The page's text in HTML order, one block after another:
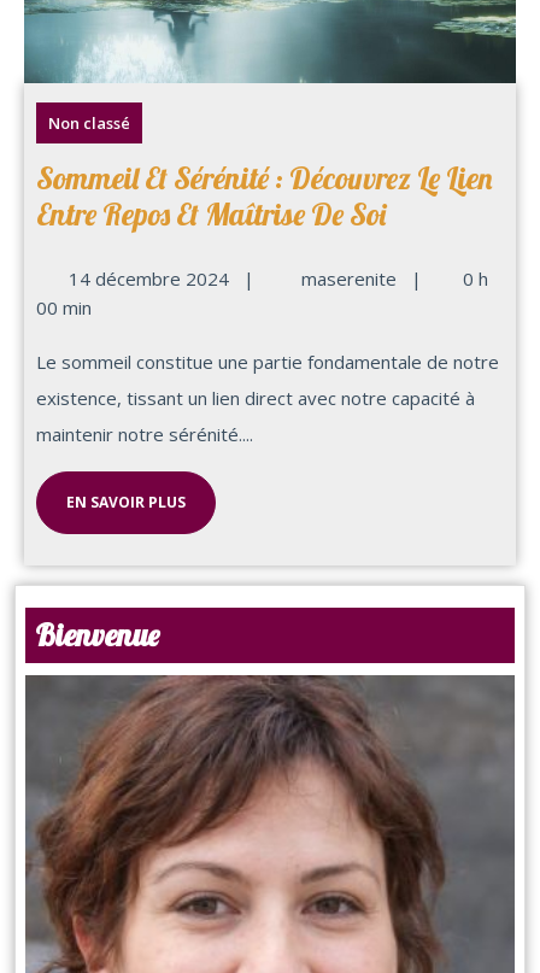
Non classé
Sommeil Et Sérénité : Découvrez Le Lien
Entre Repos Et Maîtrise De Soi
14 décembre 2024 | maserenite |
0 h
00 min
Le sommeil constitue une partie fondamentale de notre
existence, tissant un lien direct avec notre capacité à
maintenir notre sérénité....
EN SAVOIR PLUS
Bienvenue